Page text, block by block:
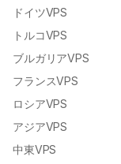
ドイツVPS
トルコVPS
ブルガリアVPS
フランスVPS
ロシアVPS
アジアVPS
中東VPS